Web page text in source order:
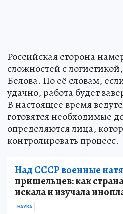
Российская сторона
сложностей с
Белова. По её словам,
удачно, работа будет
В настоящее время
готовятся необходимые
определяются лица,
контролировать процесс.
Над СССР военные
пришельцев: как
искала и изучала
НАУКА